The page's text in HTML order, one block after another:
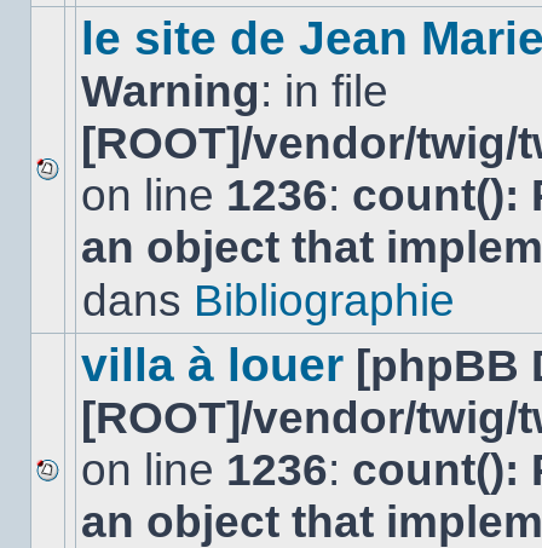
sujet.
Aucun
nouveau
message
non-
dans
le site de Jean
Warning: in file
[ROOT]/vendor/
on line 1236: count():
an object that
dans Bibliographie
Aucun
nouveau
message
villa à louer [phpBB
[ROOT]/vendor/
on line 1236: count():
an object that